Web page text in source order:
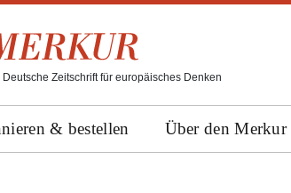
Zeitschrift für europäisches Denken
& bestellen Über den Merkur